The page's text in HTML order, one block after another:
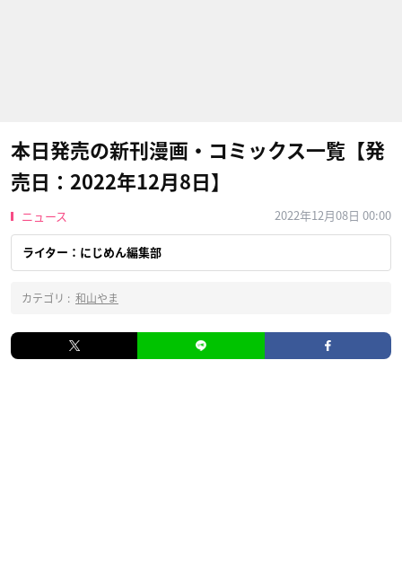
本日発売の新刊漫画・コミックス一覧【発
売日：2022年12月8日】
ニュース 2022年12月08日 00:00
ライター：にじめん編集部
カテゴリ : 和山やま